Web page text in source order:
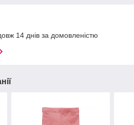
14 днів за домовленістю